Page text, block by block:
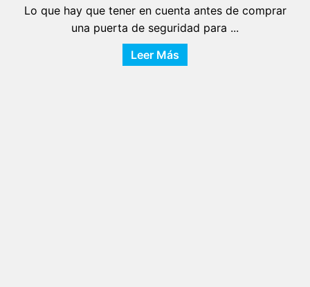
Lo que hay que tener en cuenta antes de comprar
una puerta de seguridad para ...
Leer Más